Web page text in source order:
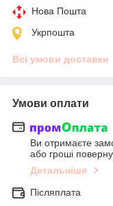
Нова Пошта
Укрпошта
Всі умови доставки
Умови оплати
Ви отримаєте
або гроші
Детальніше
Післяплата